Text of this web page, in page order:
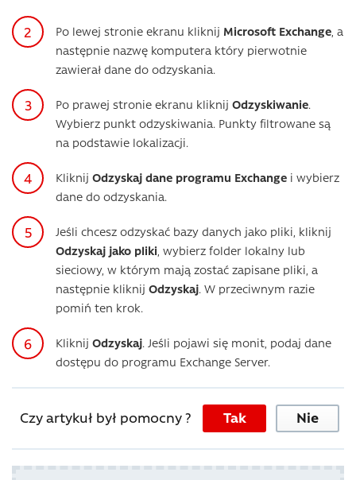
Po lewej stronie ekranu kliknij Microsoft Exchange, a
następnie nazwę komputera który pierwotnie
zawierał dane do odzyskania.
Po prawej stronie ekranu kliknij Odzyskiwanie.
Wybierz punkt odzyskiwania. Punkty filtrowane są
na podstawie lokalizacji.
Kliknij Odzyskaj dane programu Exchange i wybierz
dane do odzyskania.
Jeśli chcesz odzyskać bazy danych jako pliki, kliknij
Odzyskaj jako pliki, wybierz folder lokalny lub
sieciowy, w którym mają zostać zapisane pliki, a
następnie kliknij Odzyskaj. W przeciwnym razie
pomiń ten krok.
Kliknij Odzyskaj. Jeśli pojawi się monit, podaj dane
dostępu do programu Exchange Server.
Czy artykuł był pomocny ? Tak Nie